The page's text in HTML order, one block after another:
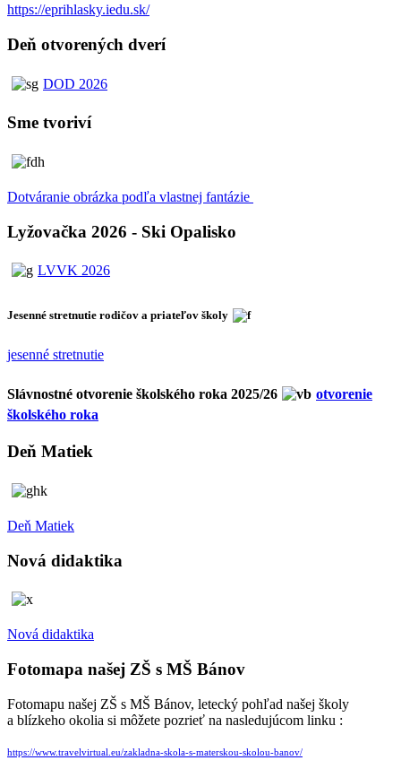
https://eprihlasky.iedu.sk/
Deň otvorených dverí
DOD 2026
Sme tvoriví
Dotváranie obrázka podľa vlastnej fantázie
Lyžovačka 2026 - Ski Opalisko
LVVK 2026
Jesenné stretnutie rodičov a priateľov školy
jesenné stretnutie
Slávnostné otvorenie školského roka 2025/26
otvorenie
školského roka
Deň Matiek
Deň Matiek
Nová didaktika
Nová didaktika
Fotomapa našej ZŠ s MŠ Bánov
Fotomapu našej ZŠ s MŠ Bánov, letecký pohľad našej školy
a blízkeho okolia si môžete pozrieť na nasledujúcom linku :
https://www.travelvirtual.eu/zakladna-skola-s-materskou-skolou-banov/